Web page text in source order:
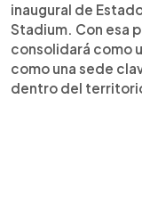
inaugural de
Stadium. Con esa
consolidará como
como una sede
dentro del